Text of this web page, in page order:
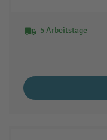
5 Arbeitstage